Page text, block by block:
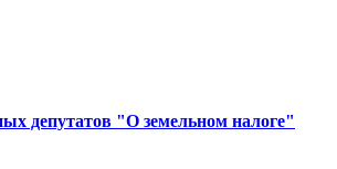
депутатов "О земельном налоге"